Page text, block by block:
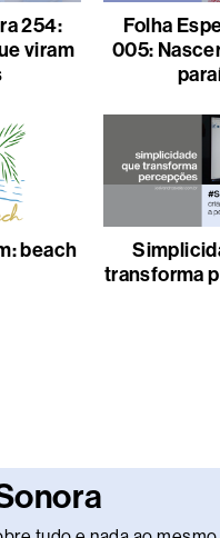
254:
viram
Folha
005:
beach
transforma